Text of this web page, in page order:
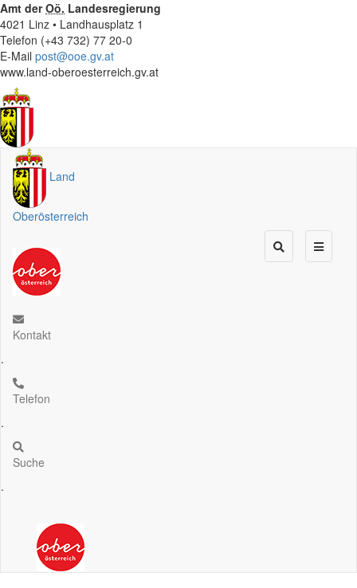
Amt derOö. Landesregierung
4021 Linz • Landhausplatz 1
Telefon (+43 732) 77 20-0
E-Mail post@ooe.gv.at
www.land-oberoesterreich.gv.at
Land
Oberösterreich
Kontakt
.
Telefon
.
Suche
.